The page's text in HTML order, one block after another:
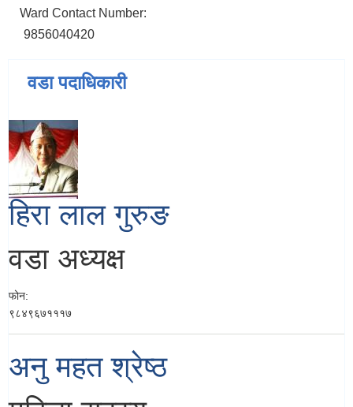
Ward Contact Number:
9856040420
वडा पदाधिकारी
हिरा लाल गुरुङ
वडा अध्यक्ष
फोन:
९८४९६७१११७
अनु महत श्रेष्ठ